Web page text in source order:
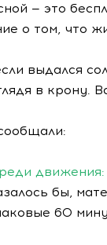
— это
о том, что
выдался
в крону.
бы,
60